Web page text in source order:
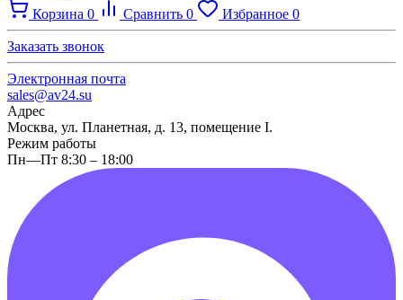
Корзина 0 Сравнить 0 Избранное 0
Заказать звонок
Электронная почта
sales@av24.su
Адрес
Москва, ул. Планетная, д. 13, помещение I.
Режим работы
Пн—Пт 8:30 – 18:00